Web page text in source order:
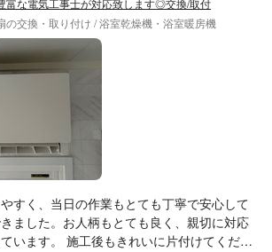
富な電気工事士が対応致します◎交換/取付
の交換・取り付け / 浴室乾燥機・浴室暖房機
すく、当日の作業もとても丁寧で安心して
ました。お人柄もとても良く、親切に対応
いに片付けてくださ